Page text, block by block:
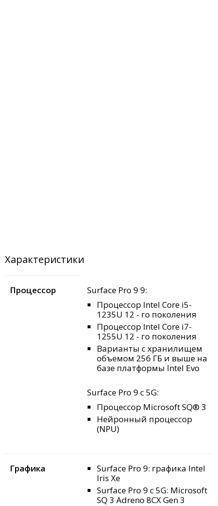
Характеристики
Процессор
Surface Pro 9 9:
Процессор Intel Core i5-
1235U 12 - го поколения
Процессор Intel Core i7-
1255U 12 - го поколения
Варианты с хранилищем
объемом 256 ГБ и выше на
базе платформы Intel Evo
Surface Pro 9 с 5G:
Процессор Microsoft SQ® 3
Нейронный процессор
(NPU)
Графика
Surface Pro 9: графика Intel
Iris Xe
Surface Pro 9 с 5G: Microsoft
SQ 3 Adreno 8CX Gen 3